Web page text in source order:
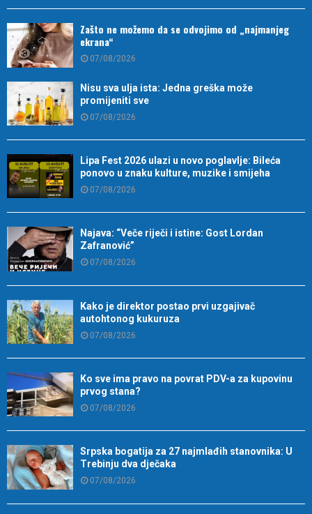
Zašto ne možemo da se odvojimo od „najmanjeg
ekrana“
07/08/2026
Nisu sva ulja ista: Jedna greška može
promijeniti sve
07/08/2026
Lipa Fest 2026 ulazi u novo poglavlje: Bileća
ponovo u znaku kulture, muzike i smijeha
07/08/2026
Najava: “Veče riječi i istine: Gost Lordan
Zafranović”
07/08/2026
Kako je direktor postao prvi uzgajivač
autohtonog kukuruza
07/08/2026
Ko sve ima pravo na povrat PDV-a za kupovinu
prvog stana?
07/08/2026
Srpska bogatija za 27 najmlađih stanovnika: U
Trebinju dva dječaka
07/08/2026